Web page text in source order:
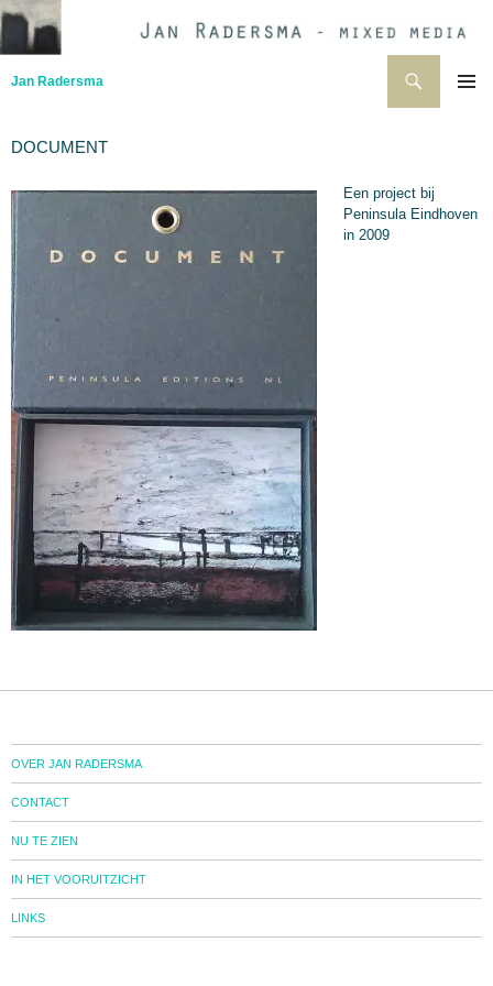
Ga
naar
inhoud
Jan Radersma
DOCUMENT
Een project bij
Peninsula Eindhoven
in 2009
OVER JAN RADERSMA
CONTACT
NU TE ZIEN
IN HET VOORUITZICHT
LINKS